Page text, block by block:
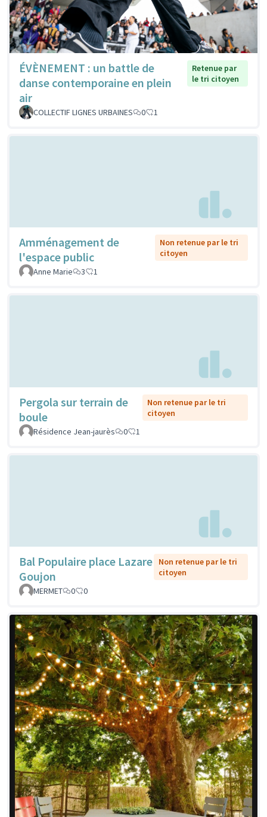
ÉVÈNEMENT : un battle de
danse contemporaine en plein
air
Retenue par
le tri citoyen
COLLECTIF LIGNES URBAINES 0 1
Amménagement de
l'espace public
Non retenue par le tri
citoyen
Anne Marie
3 1
Pergola sur terrain de
boule
Non retenue par le tri
citoyen
Résidence Jean-jaurès
0 1
Bal Populaire place Lazare
Goujon
Non retenue par le tri
citoyen
MERMET
0 0